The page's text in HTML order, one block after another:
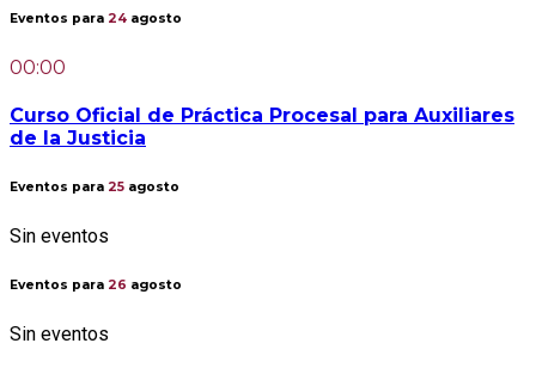
Eventos para 24 agosto
00:00
Curso Oficial de Práctica Procesal para Auxiliares
de la Justicia
Eventos para 25 agosto
Sin eventos
Eventos para 26 agosto
Sin eventos